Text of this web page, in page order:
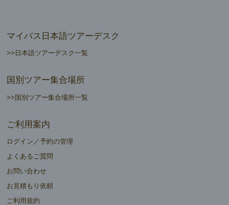
マイバス日本語ツアーデスク
>>日本語ツアーデスク一覧
国別ツアー集合場所
>>国別ツアー集合場所一覧
ご利用案内
ログイン／予約の管理
よくあるご質問
お問い合わせ
お見積もり依頼
ご利用規約